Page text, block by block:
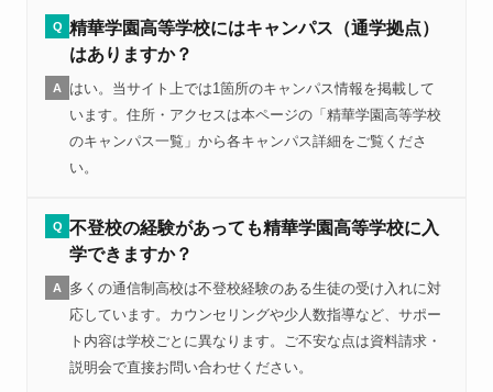
Q 精華学園高等学校にはキャンパス（通学拠点）
はありますか？
A
はい。当サイト上では1箇所のキャンパス情報を掲載して
います。住所・アクセスは本ページの「精華学園高等学校
のキャンパス一覧」から各キャンパス詳細をご覧くださ
い。
Q 不登校の経験があっても精華学園高等学校に入
学できますか？
A
多くの通信制高校は不登校経験のある生徒の受け入れに対
応しています。カウンセリングや少人数指導など、サポー
ト内容は学校ごとに異なります。ご不安な点は資料請求・
説明会で直接お問い合わせください。